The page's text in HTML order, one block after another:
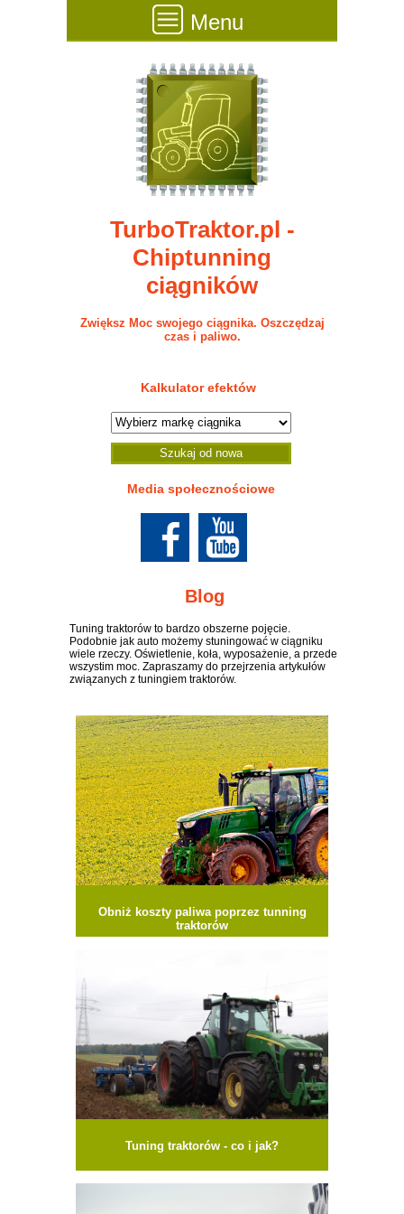
Menu
TurboTraktor.pl -
Chiptunning
ciągników
Zwiększ Moc swojego ciągnika. Oszczędzaj
czas i paliwo.
Kalkulator efektów
Szukaj od nowa
Media społecznościowe
Blog
Tuning traktorów to bardzo obszerne pojęcie.
Podobnie jak auto możemy stuningować w ciągniku
wiele rzeczy. Oświetlenie, koła, wyposażenie, a przede
wszystim moc. Zapraszamy do przejrzenia artykułów
związanych z tuningiem traktorów.
Obniż koszty paliwa poprzez tunning
traktorów
Tuning traktorów - co i jak?